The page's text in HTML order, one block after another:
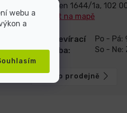
webu a
a
U Pekáren 1644/1a, 102
Zobrazit na mapě
Otevírací
doba:
Po - Pá:
So - Ne:
Více o prodejně